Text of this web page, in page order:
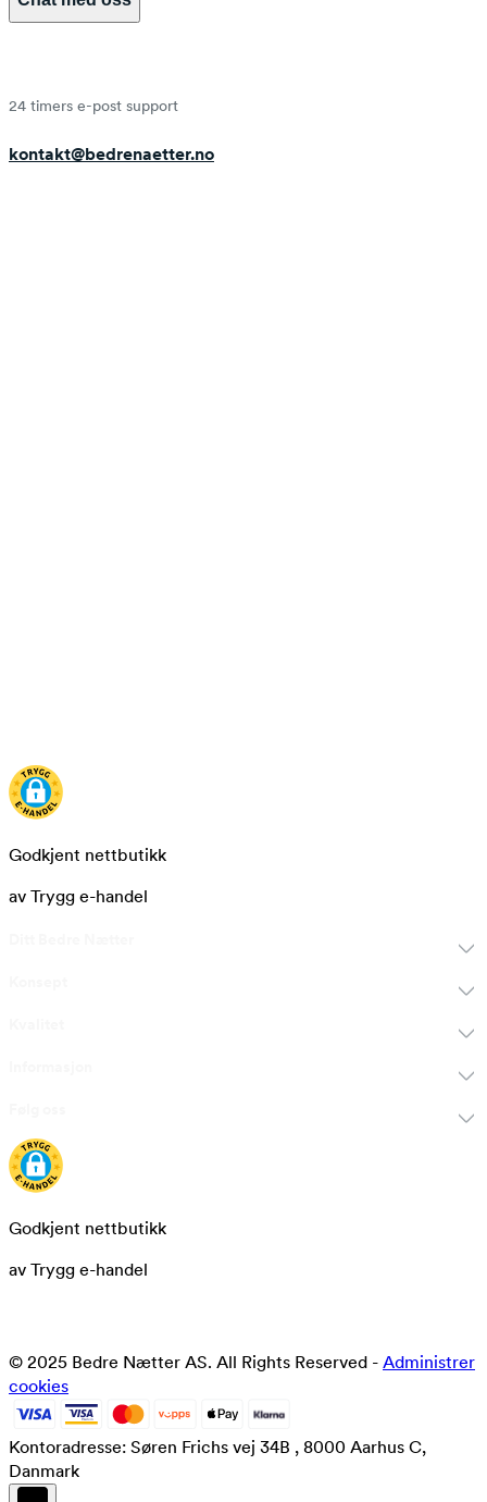
24 timers e-post support
kontakt@bedrenaetter.no
Godkjent nettbutikk
av Trygg e-handel
Godkjent nettbutikk
av Trygg e-handel
© 2025 Bedre Nætter AS. All Rights Reserved - Administrer
cookies
Kontoradresse: Søren Frichs vej 34B , 8000 Aarhus C,
Danmark